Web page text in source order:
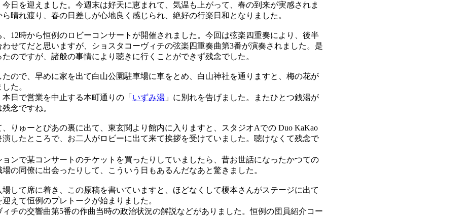
日を迎えました。今週末は好天に恵まれて、気温も上がって、春の到来が実感されま
ら晴れ渡り、春の日差しが心地良く感じられ、絶好の行楽日和となりました。
12時から恒例のロビーコンサートが開催されました。今回は弦楽四重奏により、後半
せてだと思いますが、ショスタコーヴィチの弦楽四重奏曲第3番が演奏されました。是
のですが、諸般の事情により聴きに行くことができず残念でした。
ので、早めに家を出て白山公園駐車場に車をとめ、白山神社を通りますと、梅の花が
た。
日で営業を中止する本町通りの「 いずみ湯 」に別れを告げました。またひとつ銭湯が
念ですね。
りゅーとぴあの裏に出て、東玄関より館内に入りますと、スタジオAでの Duo KaKao
したところで、お二人がロビーに出て来て挨拶を受けていました。聴けなくて残念で
ンで某コンサートのチケットを買ったりしていましたら、昔お世話になったかつての
場の同僚に出会ったりして、こういう日もあるんだなあと驚きました。
して席に着き、この原稿を書いていますと、ほどなくして榎本さんがステージに出て
えて恒例のプレトークが始まりました。
チの交響曲第5番の作曲当時の政治状況の解説などがありました。恒例の団員紹介コー